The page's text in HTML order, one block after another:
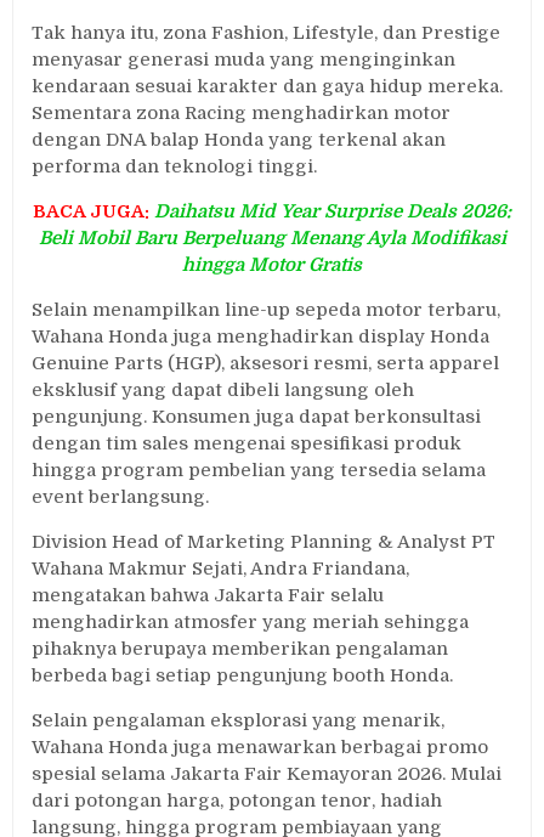
Tak hanya itu, zona Fashion, Lifestyle, dan Prestige
menyasar generasi muda yang menginginkan
kendaraan sesuai karakter dan gaya hidup mereka.
Sementara zona Racing menghadirkan motor
dengan DNA balap Honda yang terkenal akan
performa dan teknologi tinggi.
BACA JUGA: Daihatsu Mid Year Surprise Deals 2026:
Beli Mobil Baru Berpeluang Menang Ayla Modifikasi
hingga Motor Gratis
Selain menampilkan line-up sepeda motor terbaru,
Wahana Honda juga menghadirkan display Honda
Genuine Parts (HGP), aksesori resmi, serta apparel
eksklusif yang dapat dibeli langsung oleh
pengunjung. Konsumen juga dapat berkonsultasi
dengan tim sales mengenai spesifikasi produk
hingga program pembelian yang tersedia selama
event berlangsung.
Division Head of Marketing Planning & Analyst PT
Wahana Makmur Sejati, Andra Friandana,
mengatakan bahwa Jakarta Fair selalu
menghadirkan atmosfer yang meriah sehingga
pihaknya berupaya memberikan pengalaman
berbeda bagi setiap pengunjung booth Honda.
Selain pengalaman eksplorasi yang menarik,
Wahana Honda juga menawarkan berbagai promo
spesial selama Jakarta Fair Kemayoran 2026. Mulai
dari potongan harga, potongan tenor, hadiah
langsung, hingga program pembiayaan yang